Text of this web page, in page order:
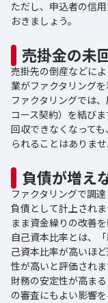
ただし、申込者の信
おきましょう。
売掛金の未
売掛先の倒産などに
業がファクタリングを
ファクタリングでは
コース契約）を結び
回収できなくなって
られることはありませ
負債が増え
ファクタリングで調
負債として計上され
まま資金繰りの改善を
自己資本比率とは、
己資本比率が高いほ
性が高いと評価されま
財務の安定性が高ま
の審査にもよい影響